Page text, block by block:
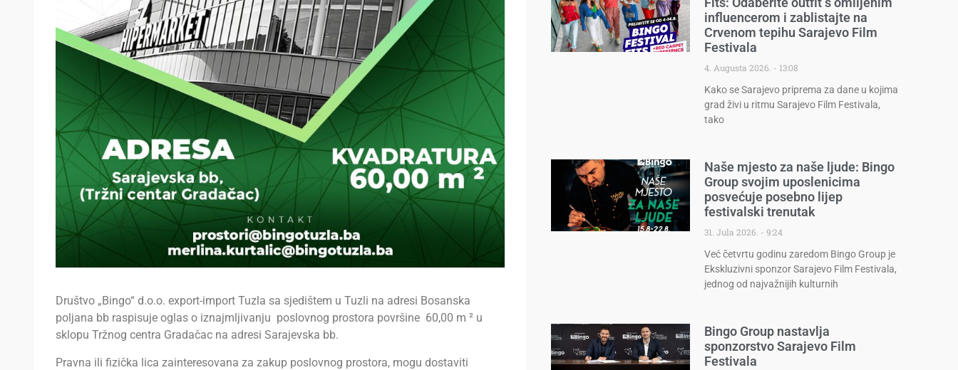
Društvo „Bingo“ d.o.o. export-import Tuzla sa sjedištem u Tuzli na adresi Bosanska
poljana bb raspisuje oglas o iznajmljivanju poslovnog prostora površine 60,00 m ² u
sklopu Tržnog centra Gradačac na adresi Sarajevska bb.
Pravna ili fizička lica zainteresovana za zakup poslovnog prostora, mogu dostaviti
influencerom i zablistajte na
Crvenom tepihu Sarajevo Film
Festivala
4. Augusta 2026.
13:08
Kako se Sarajevo priprema za dane u kojima
grad živi u ritmu Sarajevo Film Festivala,
tako
Naše mjesto za naše ljude: Bingo
Group svojim uposlenicima
posvećuje posebno lijep
festivalski trenutak
31. Jula 2026.
9:24
Već četvrtu godinu zaredom Bingo Group je
Ekskluzivni sponzor Sarajevo Film Festivala,
jednog od najvažnijih kulturnih
Bingo Group nastavlja
sponzorstvo Sarajevo Film
Festivala